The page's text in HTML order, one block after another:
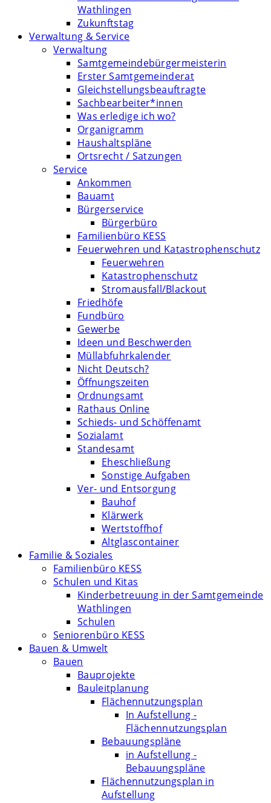
Wathlingen
Zukunftstag
Verwaltung & Service
Verwaltung
Samtgemeindebürgermeisterin
Erster Samtgemeinderat
Gleichstellungsbeauftragte
Sachbearbeiter*innen
Was erledige ich wo?
Organigramm
Haushaltspläne
Ortsrecht / Satzungen
Service
Ankommen
Bauamt
Bürgerservice
Bürgerbüro
Familienbüro KESS
Feuerwehren und Katastrophenschutz
Feuerwehren
Katastrophenschutz
Stromausfall/Blackout
Friedhöfe
Fundbüro
Gewerbe
Ideen und Beschwerden
Müllabfuhrkalender
Nicht Deutsch?
Öffnungszeiten
Ordnungsamt
Rathaus Online
Schieds- und Schöffenamt
Sozialamt
Standesamt
Eheschließung
Sonstige Aufgaben
Ver- und Entsorgung
Bauhof
Klärwerk
Wertstoffhof
Altglascontainer
Familie & Soziales
Familienbüro KESS
Schulen und Kitas
Kinderbetreuung in der Samtgemeinde
Wathlingen
Schulen
Seniorenbüro KESS
Bauen & Umwelt
Bauen
Bauprojekte
Bauleitplanung
Flächennutzungsplan
In Aufstellung -
Flächennutzungsplan
Bebauungspläne
in Aufstellung -
Bebauungspläne
Flächennutzungsplan in
Aufstellung